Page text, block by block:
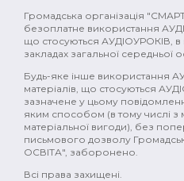
Громадська організація
безоплатне використання
що стосуються АУДІОУРОКІВ, в
закладах загальної середньої
Будь-яке інше використання
матеріалів, що стосуються
зазначене у цьому
яким способом (в тому числі
матеріальної вигоди), без
письмового дозволу
ОСВІТА", заборонено.
Всі права захищені.